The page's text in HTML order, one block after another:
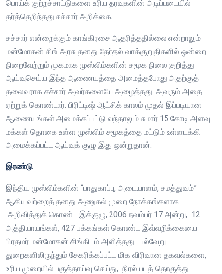
பொய்க் குற்றச்சாட்டுகளை உரிய தரவுகளின் அடிப்படையில்
தர்த்தெறிந்தது சச்சார் அறிக்கை.
சச்சார் என்றைக்கும் காங்கிரசை ஆதரித்ததில்லை என்றாலும்
மன்மோகன் சிங் அரசு தனது தேர்தல் வாக்குறுதிகளில் ஒன்றை
நிறைவேற்றும் முகமாக முஸ்லிம்களின் சமூக நிலை குறித்து
ஆய்வுசெய்ய இந்த ஆணையத்தை அமைத்தபோது அதற்குத்
தலைவராக சச்சார் அவர்களையே அழைத்தது. அவரும் அதை
ஏற்றுக் கொண்டார். பிரிட்டிஷ் ஆட்சிக் காலம் முதல் இப்படியான
ஆணையங்கள் அமைக்கப்பட்டு வந்தாலும் சுமார் 15 கோடி அளவு
மக்கள் தொகை உள்ள முஸ்லிம் சமூகத்தை மட்டும் உள்ளடக்கி
அமைக்கப்பட்ட ஆய்வுக் குழு இது ஒன்றுதான்.
இரண்டு
இந்திய முஸ்லிம்களின் “பாதுகாப்பு, அடையாளம், சமத்துவம்”
ஆகியவற்றைத் தனது அணுகல் முறை நோக்கங்களாக
அறிவித்துக் கொண்ட இக்குழு, 2006 நவம்பர் 17 அன்று, 12
அத்தியாயங்கள், 427 பக்கங்கள் கொண்ட இவ்வறிக்கையை
பிரதமர் மன்மோகன் சிங்கிடம் அளித்தது. பல்வேறு
துறைகளிலிருந்தும் சேகரிக்கப்பட்ட மிக விரிவான தகவல்களை,
உரிய முறையில் பகுத்தாய்வு செய்து, நிரல் படத் தொகுத்து